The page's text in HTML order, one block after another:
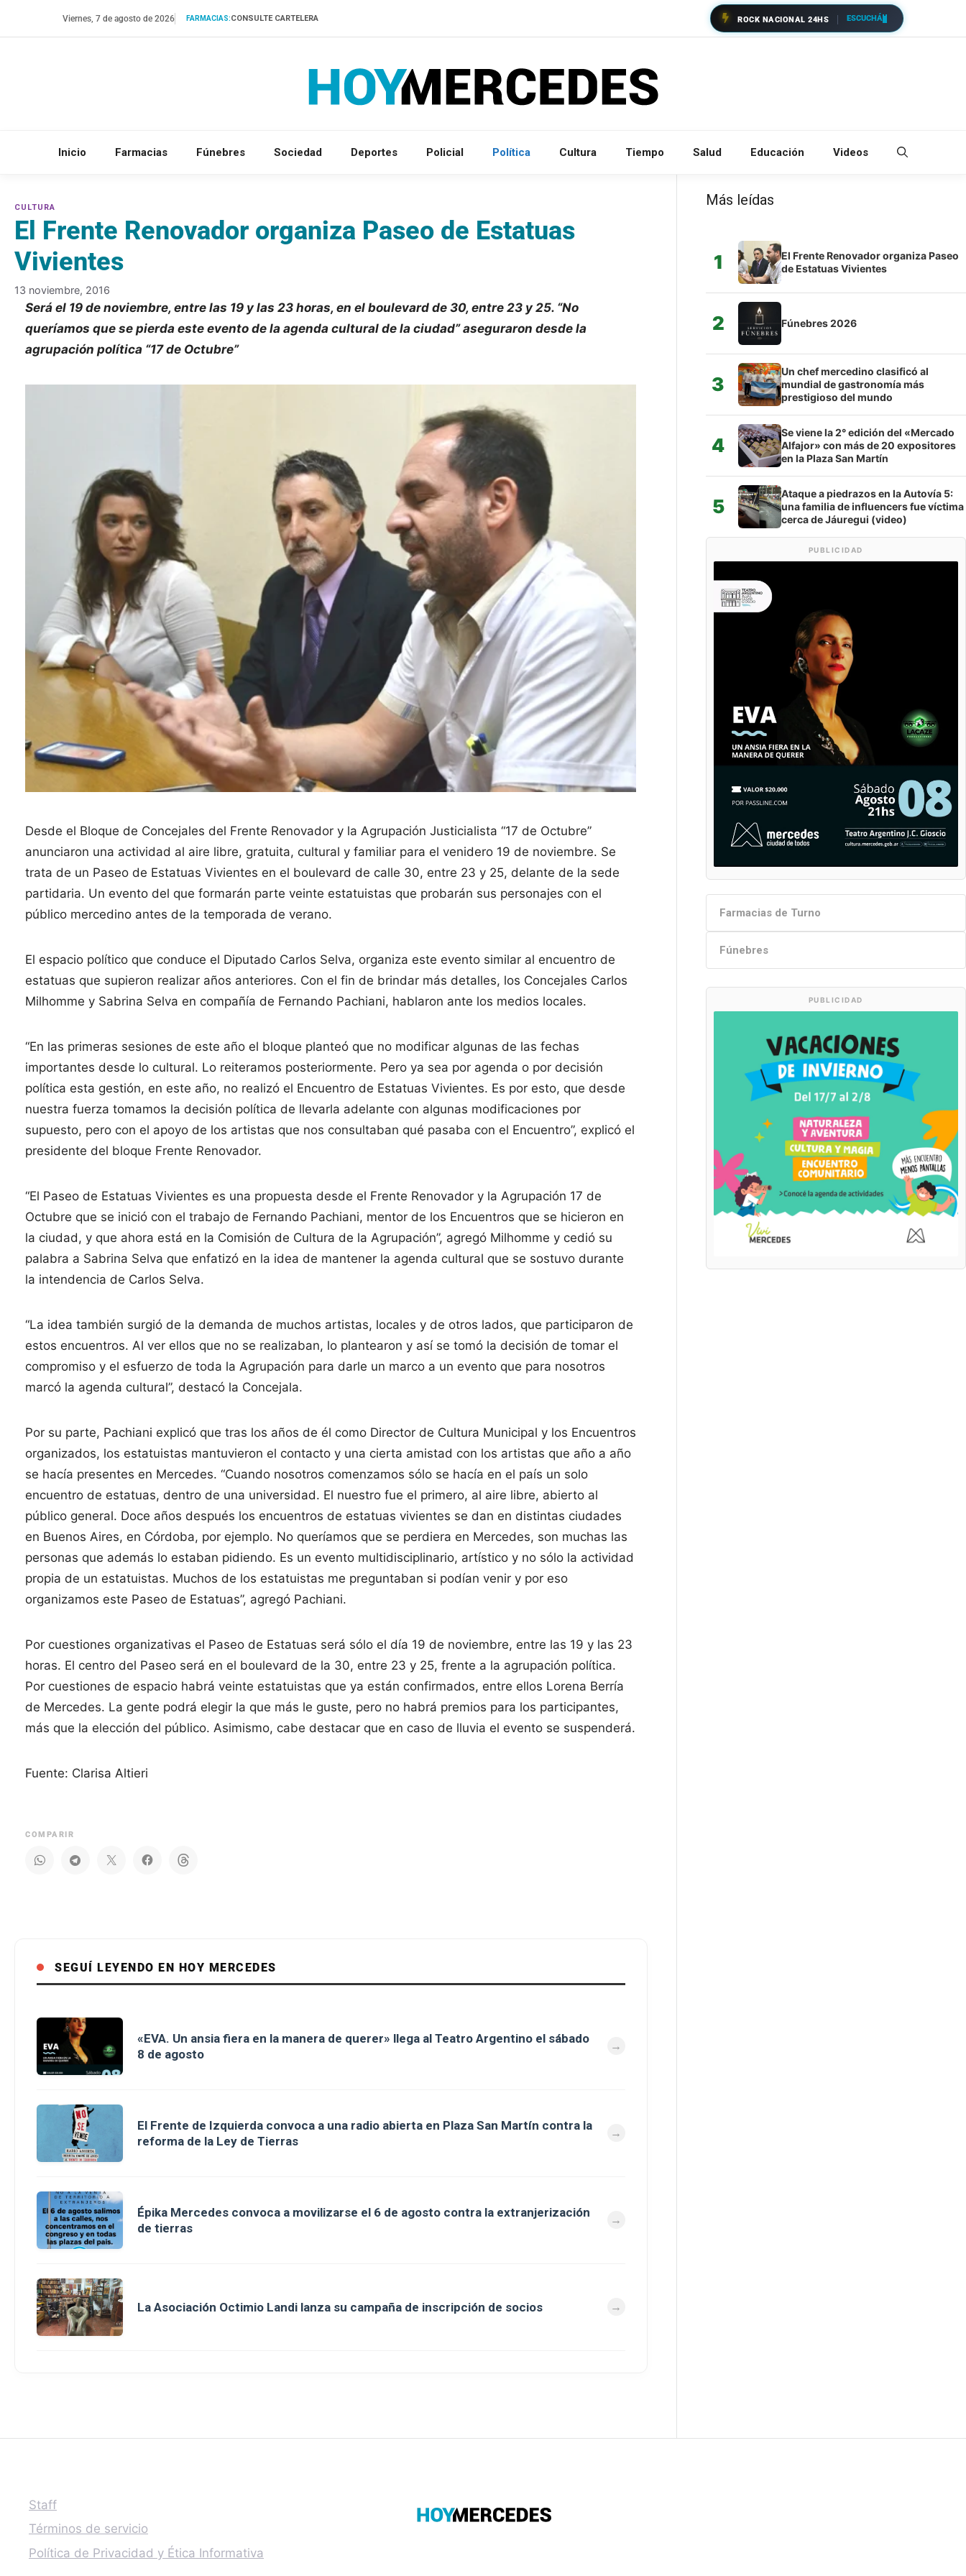
Viernes, 7 de agosto de 2026 FARMACIAS:CONSULTE CARTELERA ROCK NACIONAL 24HS ESCUCHÁ
Inicio Farmacias Fúnebres Sociedad Deportes Policial Política Cultura Tiempo Salud Educación Videos
El Frente Renovador organiza Paseo de Estatuas
Vivientes
13 noviembre, 2016
Será el 19 de noviembre, entre las 19 y las 23 horas, en el boulevard de 30, entre 23 y 25. “No
queríamos que se pierda este evento de la agenda cultural de la ciudad” aseguraron desde la
agrupación política “17 de Octubre”
Desde el Bloque de Concejales del Frente Renovador y la Agrupación Justicialista “17 de Octubre”
anunciaron una actividad al aire libre, gratuita, cultural y familiar para el venidero 19 de noviembre. Se
trata de un Paseo de Estatuas Vivientes en el boulevard de calle 30, entre 23 y 25, delante de la sede
partidaria. Un evento del que formarán parte veinte estatuistas que probarán sus personajes con el
público mercedino antes de la temporada de verano.
El espacio político que conduce el Diputado Carlos Selva, organiza este evento similar al encuentro de
estatuas que supieron realizar años anteriores. Con el fin de brindar más detalles, los Concejales Carlos
Milhomme y Sabrina Selva en compañía de Fernando Pachiani, hablaron ante los medios locales.
“En las primeras sesiones de este año el bloque planteó que no modificar algunas de las fechas
importantes desde lo cultural. Lo reiteramos posteriormente. Pero ya sea por agenda o por decisión
política esta gestión, en este año, no realizó el Encuentro de Estatuas Vivientes. Es por esto, que desde
nuestra fuerza tomamos la decisión política de llevarla adelante con algunas modificaciones por
supuesto, pero con el apoyo de los artistas que nos consultaban qué pasaba con el Encuentro”, explicó el
presidente del bloque Frente Renovador.
“El Paseo de Estatuas Vivientes es una propuesta desde el Frente Renovador y la Agrupación 17 de
Octubre que se inició con el trabajo de Fernando Pachiani, mentor de los Encuentros que se hicieron en
la ciudad, y que ahora está en la Comisión de Cultura de la Agrupación”, agregó Milhomme y cedió su
palabra a Sabrina Selva que enfatizó en la idea de mantener la agenda cultural que se sostuvo durante
la intendencia de Carlos Selva.
“La idea también surgió de la demanda de muchos artistas, locales y de otros lados, que participaron de
estos encuentros. Al ver ellos que no se realizaban, lo plantearon y así se tomó la decisión de tomar el
compromiso y el esfuerzo de toda la Agrupación para darle un marco a un evento que para nosotros
marcó la agenda cultural”, destacó la Concejala.
Por su parte, Pachiani explicó que tras los años de él como Director de Cultura Municipal y los Encuentros
organizados, los estatuistas mantuvieron el contacto y una cierta amistad con los artistas que año a año
se hacía presentes en Mercedes. “Cuando nosotros comenzamos sólo se hacía en el país un solo
encuentro de estatuas, dentro de una universidad. El nuestro fue el primero, al aire libre, abierto al
público general. Doce años después los encuentros de estatuas vivientes se dan en distintas ciudades
en Buenos Aires, en Córdoba, por ejemplo. No queríamos que se perdiera en Mercedes, son muchas las
personas que además lo estaban pidiendo. Es un evento multidisciplinario, artístico y no sólo la actividad
propia de un estatuistas. Muchos de los estatuistas me preguntaban si podían venir y por eso
organizamos este Paseo de Estatuas”, agregó Pachiani.
Por cuestiones organizativas el Paseo de Estatuas será sólo el día 19 de noviembre, entre las 19 y las 23
horas. El centro del Paseo será en el boulevard de la 30, entre 23 y 25, frente a la agrupación política.
Por cuestiones de espacio habrá veinte estatuistas que ya están confirmados, entre ellos Lorena Berría
de Mercedes. La gente podrá elegir la que más le guste, pero no habrá premios para los participantes,
más que la elección del público. Asimismo, cabe destacar que en caso de lluvia el evento se suspenderá.
Fuente: Clarisa Altieri
COMPARIR
SEGUÍ LEYENDO EN HOY MERCEDES
«EVA. Un ansia fiera en la manera de querer» llega al Teatro Argentino el sábado
8 de agosto
El Frente de Izquierda convoca a una radio abierta en Plaza San Martín contra la
reforma de la Ley de Tierras
Épika Mercedes convoca a movilizarse el 6 de agosto contra la extranjerización
de tierras
La Asociación Octimio Landi lanza su campaña de inscripción de socios
Más leídas
1
El Frente Renovador organiza Paseo
de Estatuas Vivientes
2 Fúnebres 2026
3
Un chef mercedino clasificó al
mundial de gastronomía más
prestigioso del mundo
4
Se viene la 2° edición del «Mercado
Alfajor» con más de 20 expositores
en la Plaza San Martín
5
Ataque a piedrazos en la Autovía 5:
una familia de influencers fue víctima
cerca de Jáuregui (video)
PUBLICIDAD
Farmacias de Turno
Fúnebres
PUBLICIDAD
Staff
Términos de servicio
Política de Privacidad y Ética Informativa